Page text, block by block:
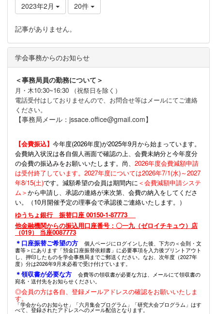
2023年2月 20件
記事がありません。
学会事務からのお知らせ
＜事務局員の勤務について＞
月・木10:30~16:30 （祝祭日を除く）
電話受付はしておりませんので、お問合せ等はメールにてご連絡
ください。
【事務局メール：jssace.office@gmail.com】
【会費振込】 今年度(2026年度)が2025年9月から始まっています。
会費納入状況は各自個人画面で確認の上、会費未納分と今年度分
の会費の振込みをお願いいたします。尚、 2026年度会費減額申請
は受付終了しています。2027年度については2026年7/1(水)～2027
年8/15(土)です。減額希望の会員は期間内に ＜会費減額申請システ
ム＞から申請し、承認の連絡が来次第、会費の納入をしてくださ
い。（10月開催予定の理事会で承認後ご連絡いたします。）
ゆうちょ銀行 振替口座 00150-1-87773
他金融機関からの振込用口座番号：〇一九（ゼロイチキュウ）店
（019） 当座0087773
＊口座振替ご希望の方
個人ページにログインした後、下方の＜会則・文
書等＞にあります「預金口座振替依頼書」に必要事項を入力後プリントアウト
し、押印したものを学会事務局までご郵送ください。なお、次年度（2027年
度）分は2026年9月末必着で受け付けています。
＊領収書が必要な方
会費等の領収書が必要な方は、メールにて領収書の
宛名・送付先をお知らせください。
◎会員の方は各自、登録メールアドレスの確認をお願いいたしま
す。
「学会からのお知らせ」「六月集会プログラム」「研究大会プログラム」はす
べて、登録されたアドレスへのメール配信となります。